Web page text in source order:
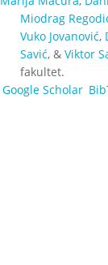
Miodrag
Vuko Jovanović,
Savić, & Viktor
fakultet.
Google Scholar